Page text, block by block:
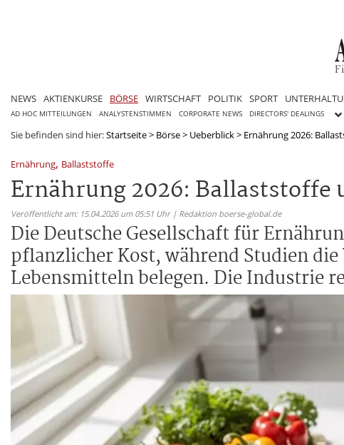
NEWS AKTIENKURSE BÖRSE WIRTSCHAFT POLITIK SPORT
AD HOC MITTEILUNGEN ANALYSTENSTIMMEN CORPORATE NEWS DIRECTORS' DEALINGS
Sie befinden sind hier:Startseite> Börse> Ueberblick> Ernährung 2026:
Ernährung, Ballaststoffe
Ernährung 2026:
Veröffentlicht am: 15.04.2026 um 05:51 Uhr | Redaktion boerse-global.de
Die Deutsche Gesellschaft für
pflanzlicher Kost, während Studien
Lebensmitteln belegen. Die Industrie